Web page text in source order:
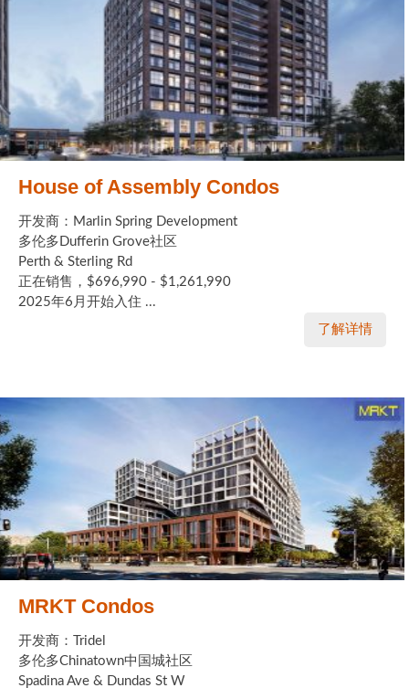
House of Assembly Condos
开发商：Marlin Spring Development
多伦多Dufferin Grove社区
Perth & Sterling Rd
正在销售，$696,990 - $1,261,990
2025年6月开始入住 ...
了解详情
MRKT Condos
开发商：Tridel
多伦多Chinatown中国城社区
Spadina Ave & Dundas St W